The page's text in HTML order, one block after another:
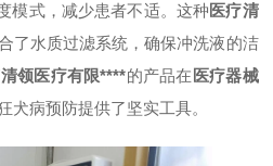
模式，减少患者不适。这种医疗清
了水质过滤系统，确保冲洗液的洁
领医疗有限****的产品在 医疗器械
犬病预防提供了坚实工具。